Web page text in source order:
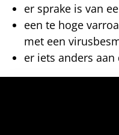
er sprake is van
een te hoge
met een
er iets anders aan